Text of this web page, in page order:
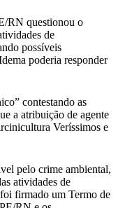
RN questionou o
de
possíveis
poderia responder
contestando as
a atribuição de agente
Veríssimos e
pelo crime ambiental,
atividades de
firmado um Termo de